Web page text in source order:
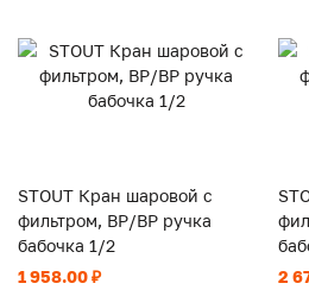
STOUT Кран шаровой с
фильтром, ВР/ВР ручка
бабочка 1/2
1 958.00 ₽
2